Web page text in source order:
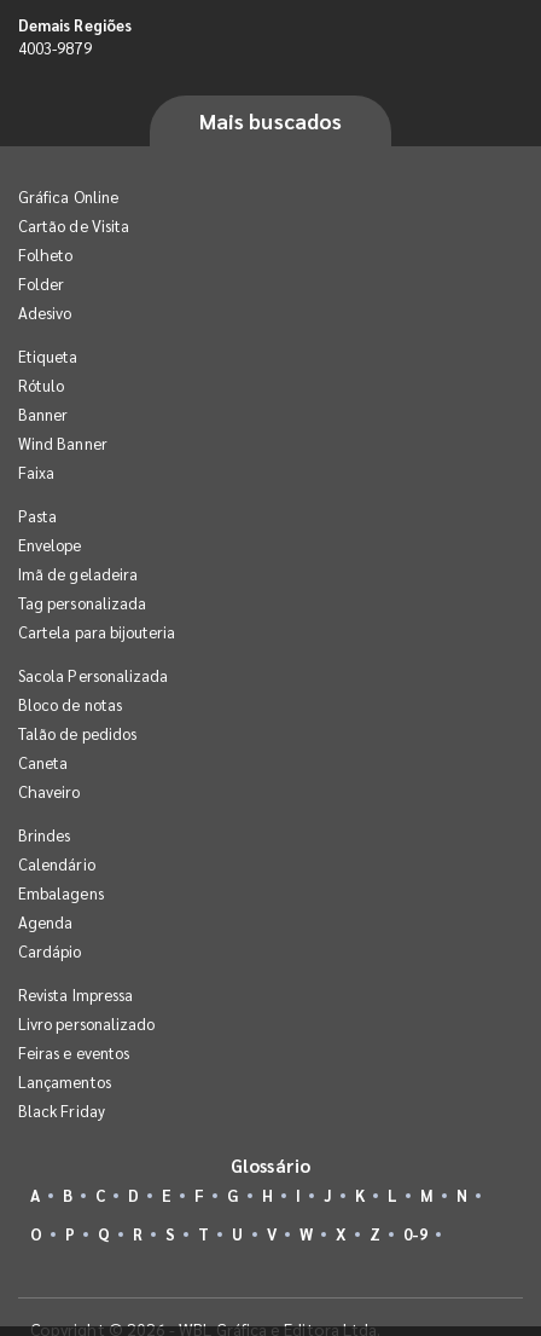
Demais Regiões
4003-9879
Mais buscados
Gráfica Online
Cartão de Visita
Folheto
Folder
Adesivo
Etiqueta
Rótulo
Banner
Wind Banner
Faixa
Pasta
Envelope
Imã de geladeira
Tag personalizada
Cartela para bijouteria
Sacola Personalizada
Bloco de notas
Talão de pedidos
Caneta
Chaveiro
Brindes
Calendário
Embalagens
Agenda
Cardápio
Revista Impressa
Livro personalizado
Feiras e eventos
Lançamentos
Black Friday
Glossário
A B C D E F G H I J K L M
N
O
P Q R S T U V W X Z 0-9
Copyright © 2026 - WBL Gráfica e Editora Ltda.